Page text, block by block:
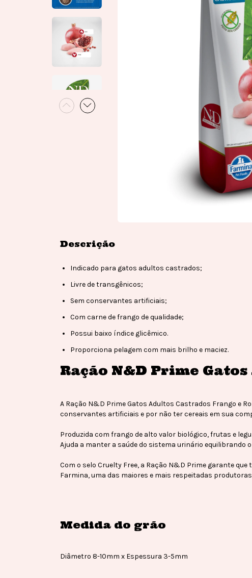
Descrição
Indicado para gatos adultos castrados;
Livre de transgênicos;
Sem conservantes artificiais;
Com carne de frango de qualidade;
Possui baixo índice glicêmico.
Proporciona pelagem com mais brilho e maciez.
Ração N&D Prime
A Ração N&D Prime Gatos Adultos Castrados Frango e
conservantes artificiais e por não ter cereais em sua
Produzida com frango de alto valor biológico, frutas e
Ajuda a manter a saúde do sistema urinário equilibrando
Com o selo Cruelty Free, a Ração N&D Prime garante
Farmina, uma das maiores e mais respeitadas
Medida do grão
Diâmetro 8-10mm x Espessura 3-5mm